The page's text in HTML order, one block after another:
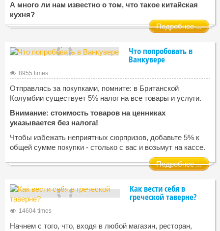
А много ли нам известно о том, что такое китайская
кухня?
Подробнее ...
Что попробовать в
Ванкувере
8955 times
Отправлясь за покупками, помните: в Британской
Колумбии существует 5% налог на все товары и услуги.
Внимание: стоимость товаров на ценниках
указывается без налога!
Чтобы избежать неприятных сюрпризов, добавьте 5% к
общей сумме покупки - столько с вас и возьмут на кассе.
Подробнее ...
Как вести себя в
греческой таверне?
14604 times
Начнем с того, что, входя в любой магазин, ресторан,